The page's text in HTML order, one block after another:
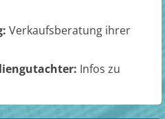
Verkaufsberatung ihrer
Infos zu